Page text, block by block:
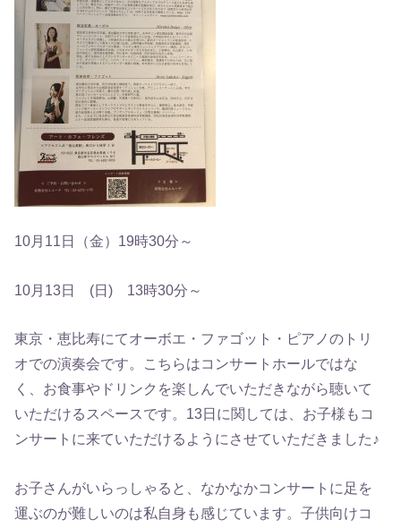
10月11日（金）19時30分～
10月13日 (日) 13時30分～
東京・恵比寿にてオーボエ・ファゴット・ピアノのトリ
オでの演奏会です。こちらはコンサートホールではな
く、お食事やドリンクを楽しんでいただきながら聴いて
いただけるスペースです。13日に関しては、お子様もコ
ンサートに来ていただけるようにさせていただきました♪
お子さんがいらっしゃると、なかなかコンサートに足を
運ぶのが難しいのは私自身も感じています。子供向けコ